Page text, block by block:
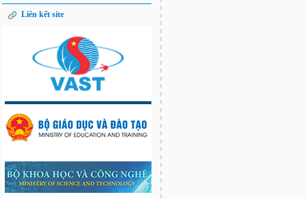
Liên kết site